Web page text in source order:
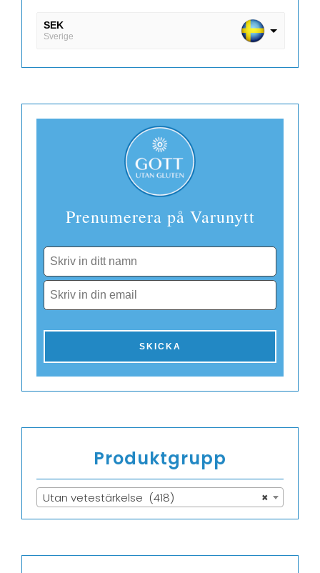
SEK
Sverige
EUR
Prenumerera på Varunytt
Produktgrupp
×
Utan vetestärkelse (418)